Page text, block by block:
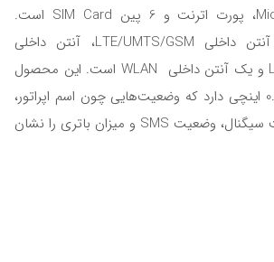
USB، پورت Micro SD، پورت اترنت و 6 پین SIM Card است.
همچنین دارای سه آنتن داخلی LTE/UMTS/GSM، آنتن داخلی
LTE/UMTS Diversity و یک آنتن داخلی WLAN است. این محصول
یک صفحه نمایش 0.96 اینچی دارد که وضعیت‌هایی چون اسم اپراتور،
وضعیت WiFi، وضعیت سیگنال، وضعیت SMS و میزان باتری را نشان